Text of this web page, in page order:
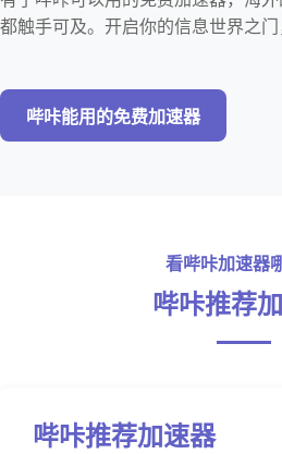
都触手可及。开启你的信息世界之门
哔咔能用的免费加速器
看哔咔加速器
哔咔推荐
哔咔推荐加速器